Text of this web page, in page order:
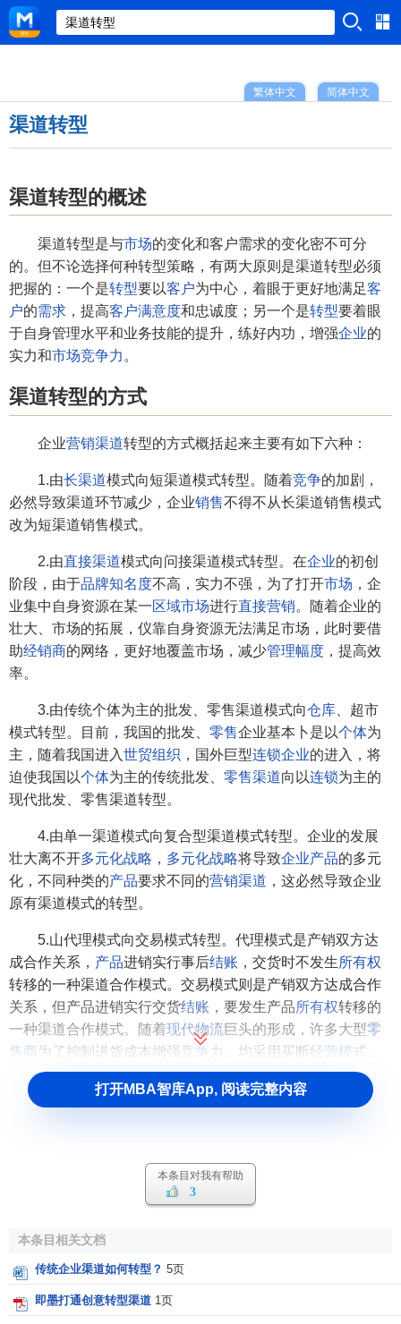
简体中文
繁体中文
渠道转型
渠道转型的概述
渠道转型是与市场的变化和客户需求的变化密不可分
的。但不论选择何种转型策略，有两大原则是渠道转型必须
把握的：一个是转型要以客户为中心，着眼于更好地满足客
户的需求 ，提高客户满意度和忠诚度；另一个是转型要着眼
于自身管理水平和业务技能的提升，练好内功，增强企业的
实力和市场竞争力 。
渠道转型的方式
企业营销渠道转型的方式概括起来主要有如下六种：
1.由长渠道模式向短渠道模式转型。随着竞争的加剧，
必然导致渠道环节减少，企业销售不得不从长渠道销售模式
改为短渠道销售模式。
2.由直接渠道模式向问接渠道模式转型。在企业的初创
阶段，由于品牌知名度不高，实力不强，为了打开市场 ，企
业集中自身资源在某一区域市场进行直接营销。随着企业的
壮大、市场的拓展，仪靠自身资源无法满足市场，此时要借
助经销商的网络，更好地覆盖市场，减少管理幅度 ，提高效
率。
3.由传统个体为主的批发、零售渠道模式向仓库 、超市
模式转型。目前，我国的批发、 零售企业基本卜是以个体为
主，随着我国进入世贸组织 ，国外巨型连锁企业的进入，将
迫使我国以个体为主的传统批发、 零售渠道向以连锁为主的
现代批发、零售渠道转型。
4.由单一渠道模式向复合型渠道模式转型。企业的发展
壮大离不开多元化战略 ， 多元化战略将导致企业产品的多元
化，不同种类的产品要求不同的营销渠道 ，这必然导致企业
原有渠道模式的转型。
5.山代理模式向交易模式转型。代理模式是产销双方达
成合作关系， 产品进销实行事后结账 ，交货时不发生所有权
转移的一种渠道合作模式。交易模式则是产销双方达成合作
关系，但产品进销实行交货结账 ，要发生产品所有权转移的
一种渠道合作模式。随着现代物流巨头的形成，许多大型零
售商 为了控制进货成本增强竞争力 ，均采用买断经营模式
这就导致了企业过去的代理模式开始向交易模式转化。
6.由助销模式向助营模式转型。助销是指企业派出人员
，对经销商进行智力上的支持。助营模式是通过提高
产品销售业绩提升的，是一种造血机
其促销，是一种输血机制。
渠道转型经典案例
打开MBA智库App, 阅读完整内容
本条目对我有帮助
3
本条目相关文档
传统企业渠道如何转型？ 5页
即墨打通创意转型渠道 1页